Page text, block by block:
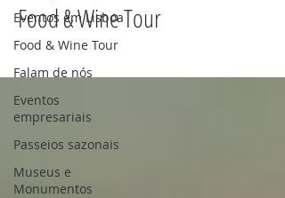
Eventos em Lisboa
Food & Wine Tour
Falam de nós
Eventos
empresariais
Passeios sazonais
Museus e
Monumentos
Food & Wine Tour